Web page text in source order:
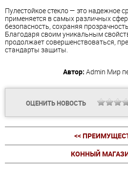
Пулестойкое стекло — это надежное
применяется в самых различных
безопасность, сохраняя
Благодаря своим уникальным
продолжает совершенствоваться,
стандарты защиты.
Автор: Admin Мир
ОЦЕНИТЬ НОВОСТЬ
<<
КОННЫЙ